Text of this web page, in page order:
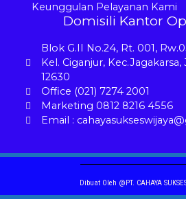
Keunggulan Pelayanan Kami
Domisili Kantor
Blok G.II No.24, Rt. 001,
Kel. Ciganjur,
12630
Office (021) 7274 2001
Marketing 0812 8216 4556
Email :
Dibuat Oleh @PT. CAHAYA